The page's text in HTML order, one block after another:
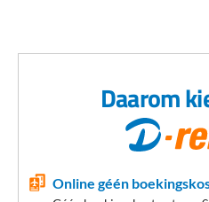
Daarom
Online géén